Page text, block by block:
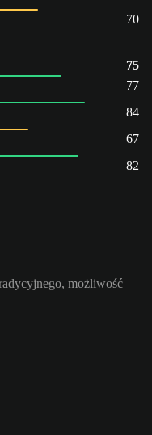
70
75
77
84
67
82
możliwość